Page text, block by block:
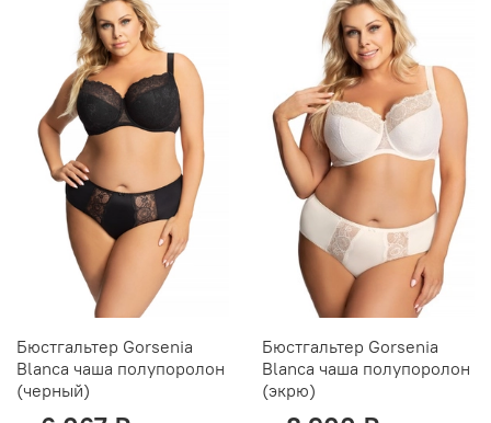
Бюстгальтер Gorsenia
Blanca чаша полупоролон
(черный)
Бюстгальтер Gorsenia
Blanca чаша полупоролон
(экрю)